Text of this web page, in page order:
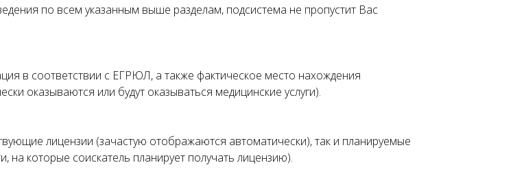
по всем указанным выше разделам, подсистема не пропустит Вас
в соответствии с ЕГРЮЛ, а также фактическое место нахождения
оказываются или будут оказываться медицинские услуги).
лицензии (зачастую отображаются автоматически), так и планируемые
на которые соискатель планирует получать лицензию).